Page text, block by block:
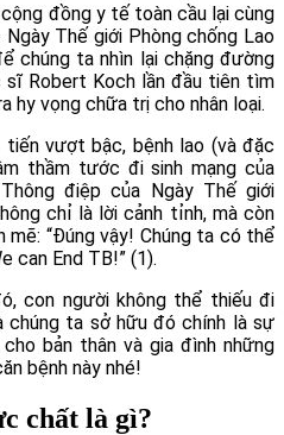
đồng y tế toàn cầu lại cùng
Thế giới Phòng chống Lao
chúng ta nhìn lại chặng đường
Robert Koch lần đầu tiên tìm
hy vọng chữa trị cho nhân loại.
vượt bậc, bệnh lao (và đặc
thầm tước đi sinh mạng của
điệp của Ngày Thế giới
chỉ là lời cảnh tỉnh, mà còn
mẽ: “Đúng vậy! Chúng ta có thể
can End TB!” (1).
con người không thể thiếu đi
chúng ta sở hữu đó chính là sự
bản thân và gia đình những
bệnh này nhé!
chất là gì?